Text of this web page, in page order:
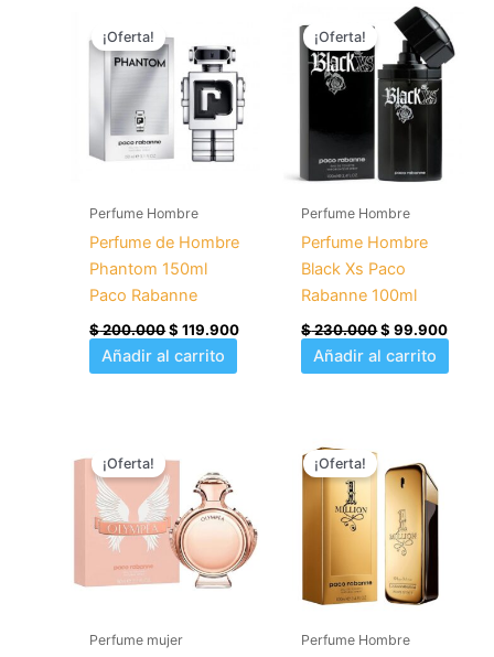
¡Oferta!
Perfume Hombre
Perfume de Hombre
Phantom 150ml
Paco Rabanne
$200.000
original
era:
$ 200.000.
$ 119.900
$ 119.900.
Añadir al carrito
¡Oferta!
Perfume Hombre
Perfume Hombre
Black Xs Paco
Rabanne 100ml
$230.000
precio
original
era:
$ 230.000.
$ 99.900
actual
es:
Añadir al carrito
¡Oferta!
Perfume mujer
original
era:
$ 210.000.
es:
$ 99.900.
¡Oferta!
Perfume Hombre
original
era:
$ 240.000.